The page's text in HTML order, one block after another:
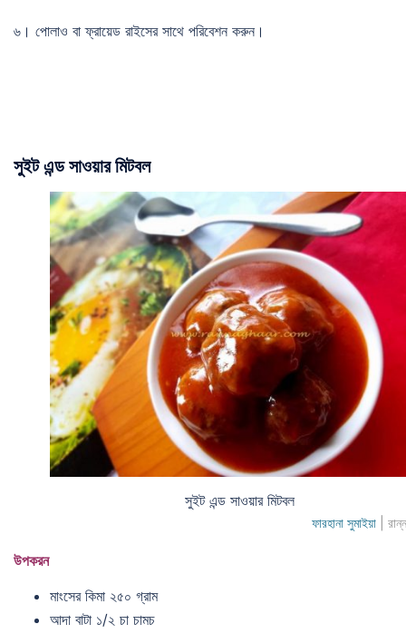
৬। পোলাও বা ফ্রায়েড রাইসের সাথে পরিবেশন করুন।
সুইট এন্ড সাওয়ার মিটবল
সুইট এন্ড সাওয়ার মিটবল
ফারহানা সুমাইয়া |
উপকরন
মাংসের কিমা ২৫০ গ্রাম
আদা বাটা ১/২ চা চামচ